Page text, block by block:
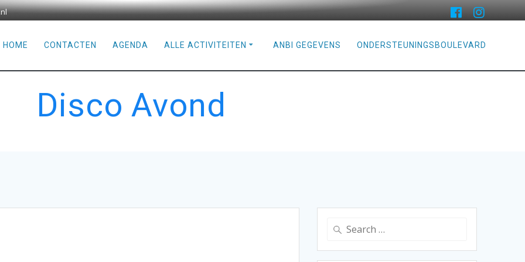
HOME CONTACTEN AGENDA ALLE ACTIVITEITEN ANBI GEGEVENS ONDERSTEUNINGSBOULEVARD
Disco Avond
Search